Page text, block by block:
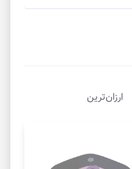
ارزان‌ترین